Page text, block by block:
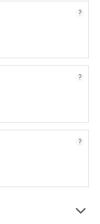
?
?
?